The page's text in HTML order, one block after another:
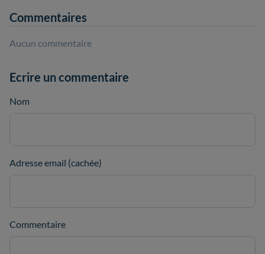
Commentaires
Aucun commentaire
Ecrire un commentaire
Nom
Adresse email (cachée)
Commentaire